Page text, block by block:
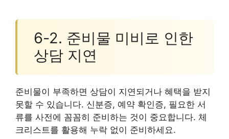
6-2. 준비물 미비로 인한
상담 지연
준비물이 부족하면 상담이 지연되거나 혜택을 받지
못할 수 있습니다. 신분증, 예약 확인증, 필요한 서
류를 사전에 꼼꼼히 준비하는 것이 중요합니다. 체
크리스트를 활용해 누락 없이 준비하세요.